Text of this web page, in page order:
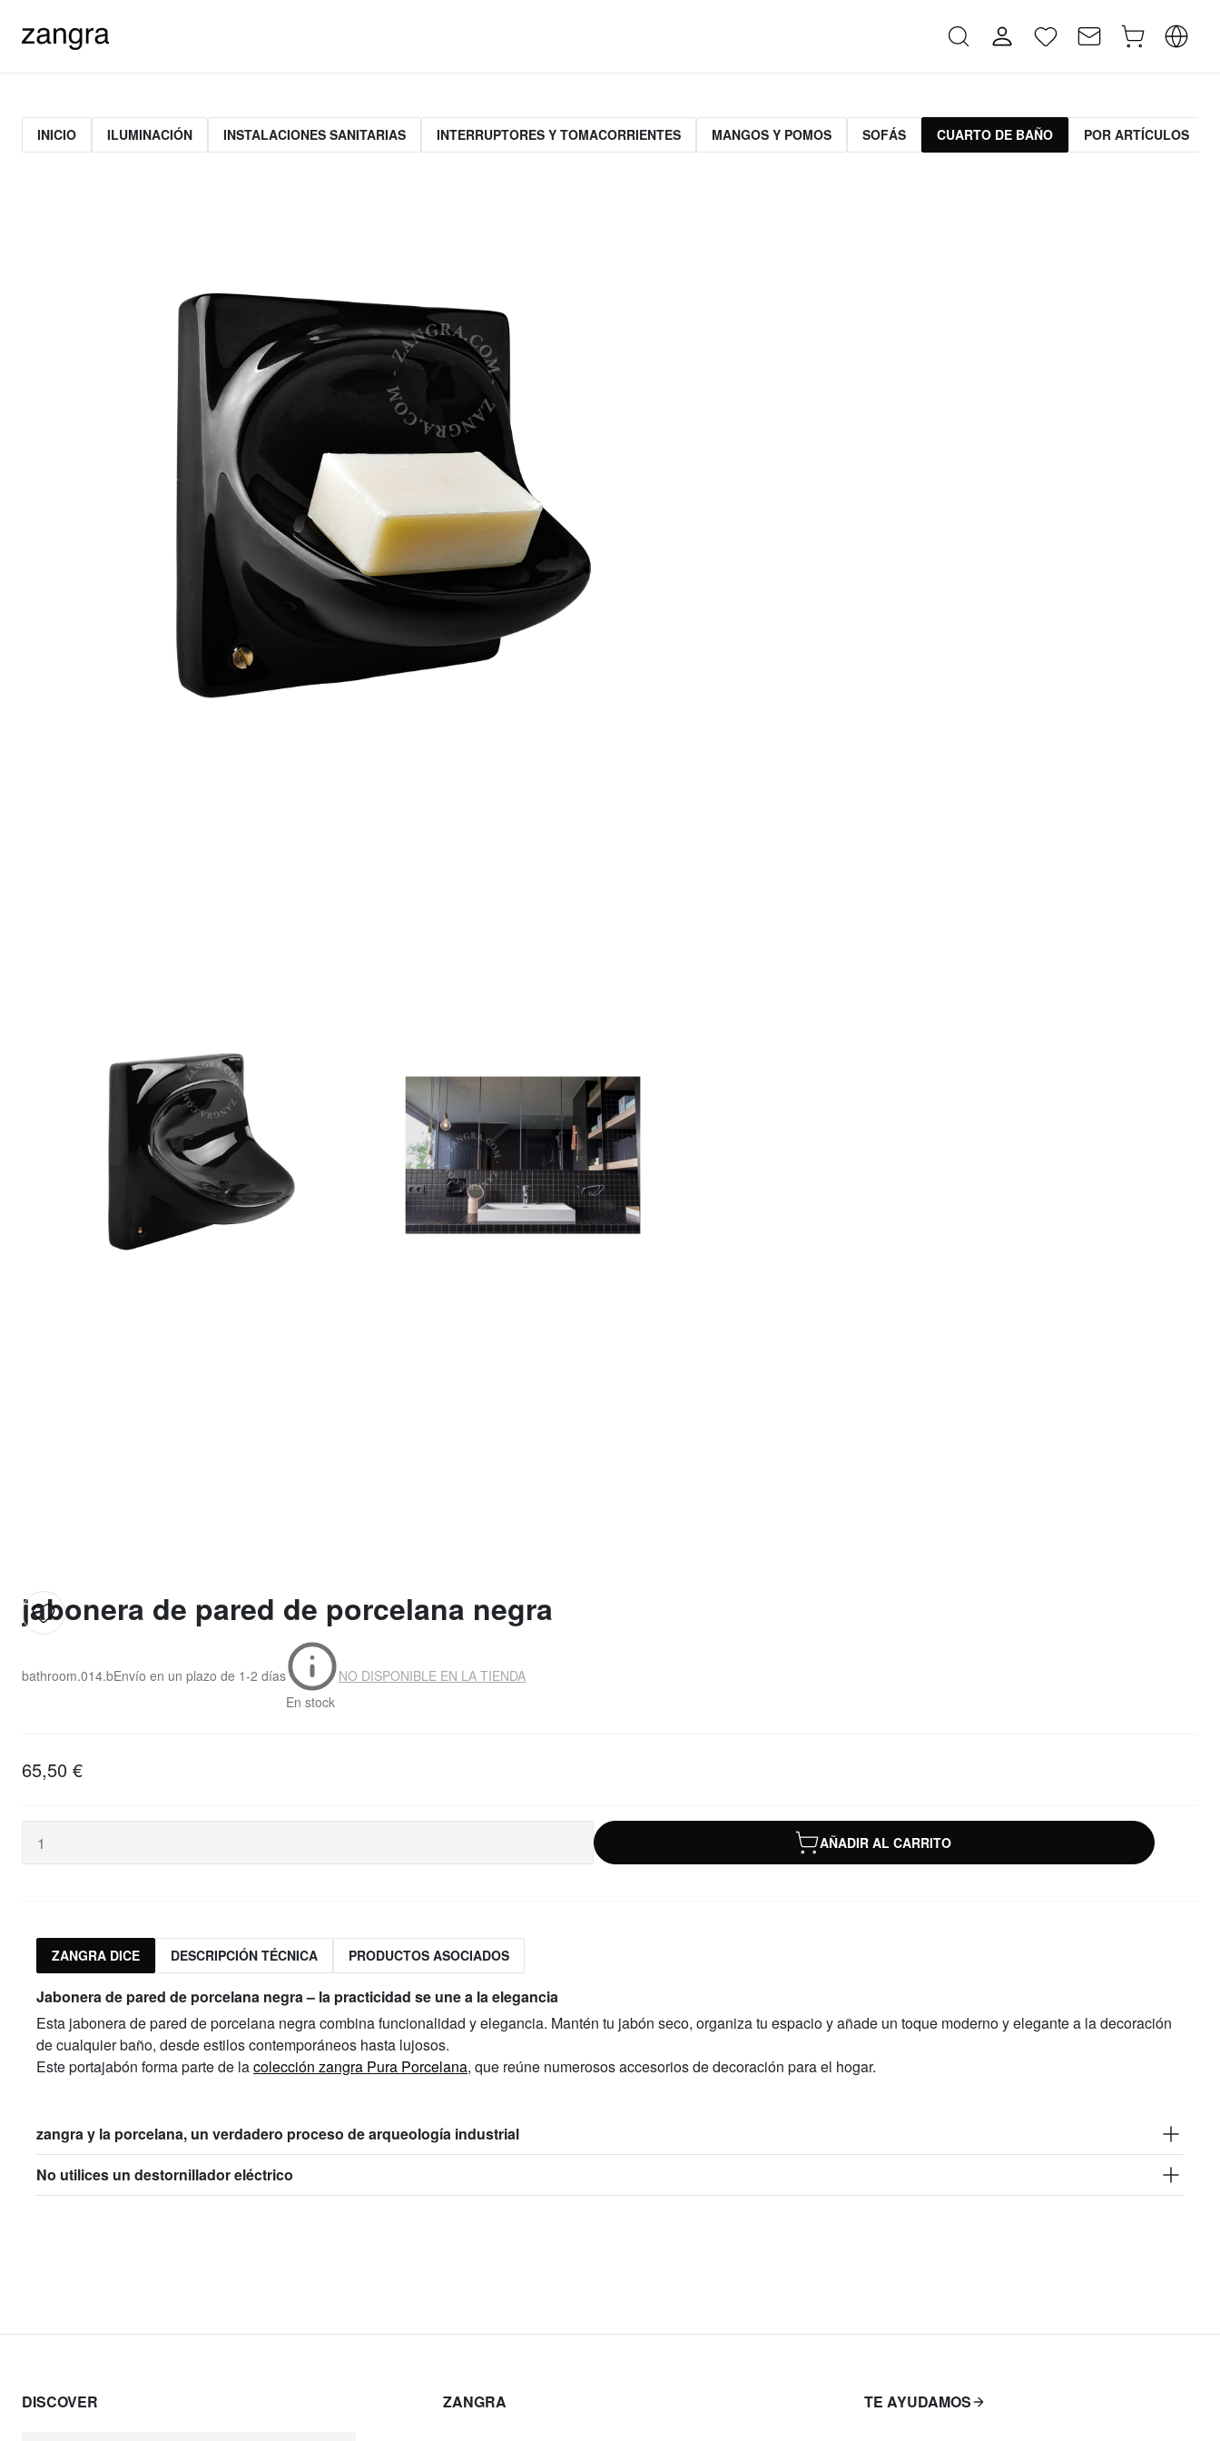
INICIO ILUMINACIÓN INSTALACIONES SANITARIAS INTERRUPTORES Y TOMACORRIENTES MANGOS Y POMOS SOFÁS CUARTO DE BAÑO POR ARTÍCULOS
jabonera de pared de porcelana negra
bathroom.014.bEnvío en un plazo de 1-2 días
En stock
NO DISPONIBLE EN LA TIENDA
65,50 €
AÑADIR AL CARRITO
ZANGRA DICE DESCRIPCIÓN TÉCNICA PRODUCTOS ASOCIADOS
Jabonera de pared de porcelana negra – la practicidad se une a la elegancia
Esta jabonera de pared de porcelana negra combina funcionalidad y elegancia. Mantén tu jabón seco, organiza tu espacio y añade un toque moderno y elegante a la decoración
de cualquier baño, desde estilos contemporáneos hasta lujosos.
Este portajabón forma parte de lacolección zangra Pura Porcelana, que reúne numerosos accesorios de decoración para el hogar.
zangra y la porcelana, un verdadero proceso de arqueología industrial
No utilices un destornillador eléctrico
DISCOVER ZANGRA TE AYUDAMOS